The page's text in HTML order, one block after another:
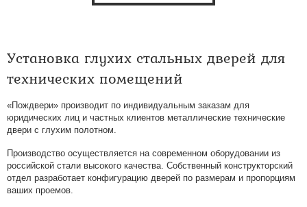
Установка глухих стальных дверей для
технических помещений
«Пождвери» производит по индивидуальным заказам для
юридических лиц и частных клиентов металлические технические
двери с глухим полотном.
Производство осуществляется на современном оборудовании из
российской стали высокого качества. Собственный конструкторский
отдел разработает конфигурацию дверей по размерам и пропорциям
ваших проемов.